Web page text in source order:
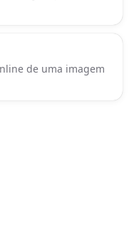
de uma imagem